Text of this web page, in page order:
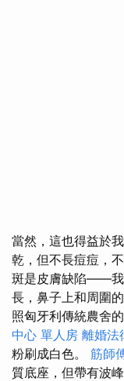
當然，這也得益於
乾，但不長痘痘，
斑是皮膚缺陷——我
長，鼻子上和周圍
照匈牙利傳統農舍
中心 單人房 離婚法
粉刷成白色。 筋師
質底座，但帶有波